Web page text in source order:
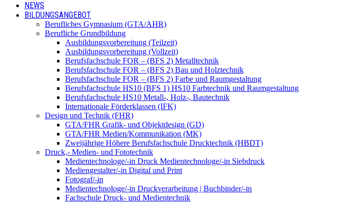
NEWS
BILDUNGSANGEBOT
Berufliches Gymnasium (GTA/AHR)
Berufliche Grundbildung
Ausbildungsvorbereitung (Teilzeit)
Ausbildungsvorbereitung (Vollzeit)
Berufsfachschule FOR – (BFS 2) Metalltechnik
Berufsfachschule FOR – (BFS 2) Bau und Holztechnik
Berufsfachschule FOR – (BFS 2) Farbe und Raumgestaltung
Berufsfachschule HS10 (BFS 1) HS10 Farbtechnik und Raumgestaltung
Berufsfachschule HS10 Metall-, Holz-, Bautechnik
Internationale Förderklassen (IFK)
Design und Technik (FHR)
GTA/FHR Grafik- und Objektdesign (GD)
GTA/FHR Medien/Kommunikation (MK)
Zweijährige Höhere Berufsfachschule Drucktechnik (HBDT)
Druck,- Medien- und Fototechnik
Medientechnologe/-in Druck Medientechnologe/-in Siebdruck
Mediengestalter/-in Digital und Print
Fotograf/-in
Medientechnologe/-in Druckverarbeitung | Buchbinder/-in
Fachschule Druck- und Medientechnik